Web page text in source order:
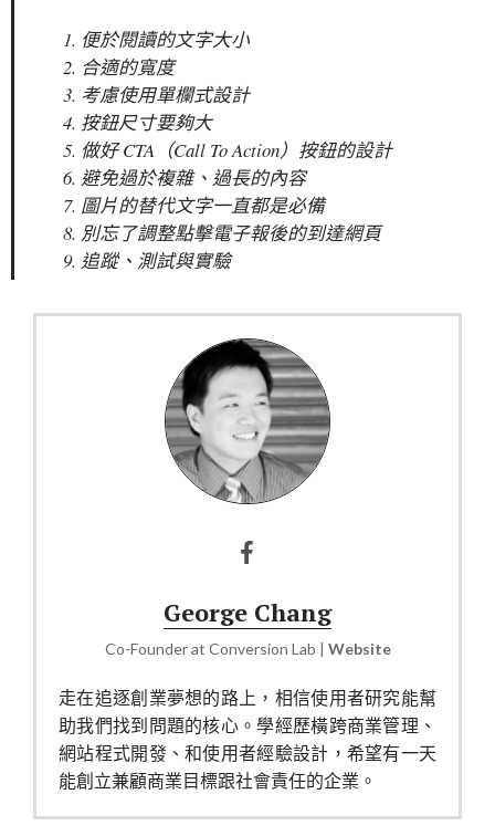
便於閱讀的文字大小
合適的寬度
考慮使用單欄式設計
按鈕尺寸要夠大
做好 CTA（Call To Action）按鈕的設計
避免過於複雜、過長的內容
圖片的替代文字一直都是必備
別忘了調整點擊電子報後的到達網頁
追蹤、測試與實驗
George Chang
Co-Founder at Conversion Lab | Website
走在追逐創業夢想的路上，相信使用者研究能幫
助我們找到問題的核心。學經歷橫跨商業管理、
網站程式開發、和使用者經驗設計，希望有一天
能創立兼顧商業目標跟社會責任的企業。